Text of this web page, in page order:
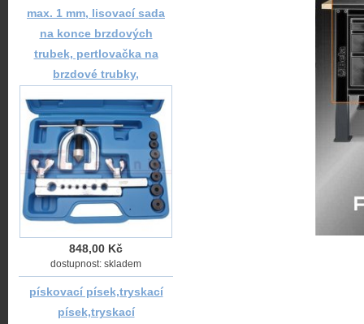
max. 1 mm, lisovací sada
na konce brzdových
trubek, pertlovačka na
brzdové trubky,
848,00 Kč
dostupnost: skladem
pískovací písek,tryskací
písek,tryskací